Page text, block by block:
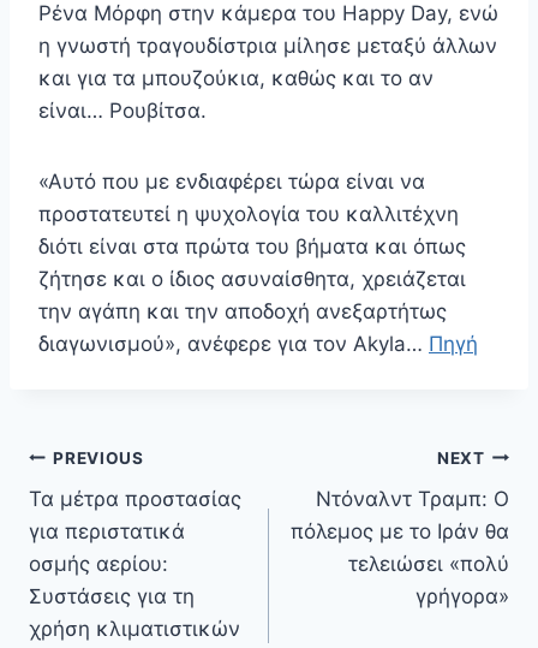
Ρένα Μόρφη στην κάμερα του Happy Day, ενώ
η γνωστή τραγουδίστρια μίλησε μεταξύ άλλων
και για τα μπουζούκια, καθώς και το αν
είναι… Ρουβίτσα.
«Αυτό που με ενδιαφέρει τώρα είναι να
προστατευτεί η ψυχολογία του καλλιτέχνη
διότι είναι στα πρώτα του βήματα και όπως
ζήτησε και ο ίδιος ασυναίσθητα, χρειάζεται
την αγάπη και την αποδοχή ανεξαρτήτως
διαγωνισμού», ανέφερε για τον Akyla… Πηγή
Πλοήγηση
άρθρων
PREVIOUS
Τα μέτρα προστασίας
για περιστατικά
οσμής αερίου:
Συστάσεις για τη
χρήση κλιματιστικών
NEXT
Ντόναλντ Τραμπ: Ο
πόλεμος με το Ιράν θα
τελειώσει «πολύ
γρήγορα»